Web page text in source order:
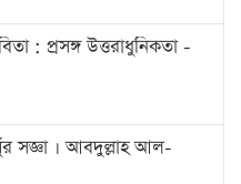
: প্রসঙ্গ উত্তরাধুনিকতা -
সজ্ঞা । আবদুল্লাহ আল-